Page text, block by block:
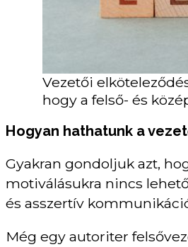
Vezetői
hogy a felső- és
Hogyan hathatunk a
Gyakran gondoljuk azt,
motiválásukra nincs
és asszertív
Még egy autoriter